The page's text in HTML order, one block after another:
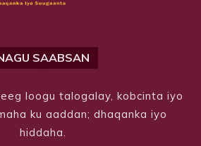
SAABSAN
loogu talogalay, kobcinta iyo
ku aaddan; dhaqanka iyo
hiddaha.